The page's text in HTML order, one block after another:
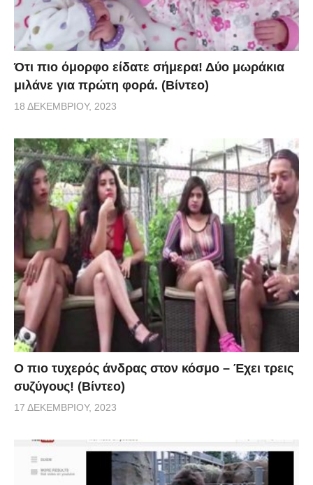
Ότι πιο όμορφο είδατε σήμερα! Δύο μωράκια
μιλάνε για πρώτη φορά. (Βίντεο)
18 ΔΕΚΕΜΒΡΊΟΥ, 2023
Ο πιο τυχερός άνδρας στον κόσμο – Έχει τρεις
συζύγους! (Βίντεο)
17 ΔΕΚΕΜΒΡΊΟΥ, 2023